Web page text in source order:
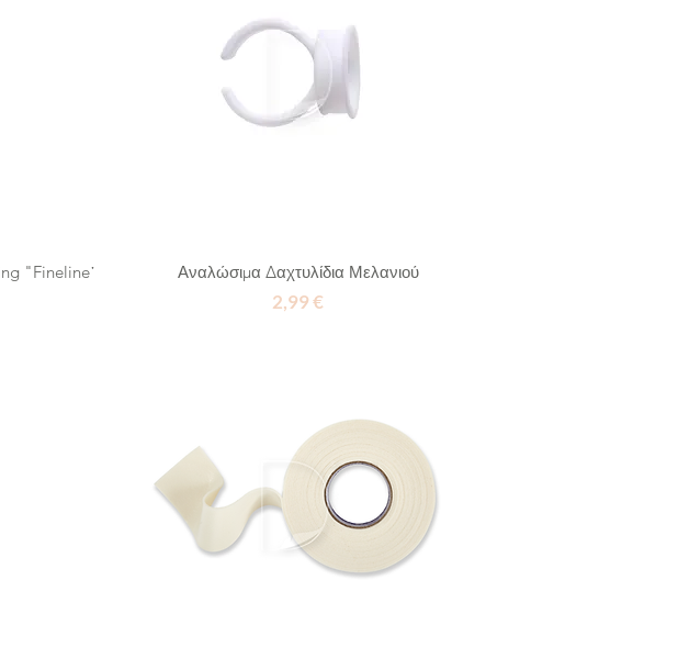
"Fineline῾ Αναλώσιμα Δαχτυλίδια Μελανιού
Τιμή
2,99 €